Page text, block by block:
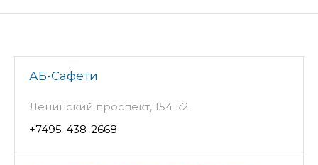
АБ-Сафети
Ленинский проспект, 154 к2
+7495-438-2668